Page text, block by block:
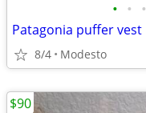
• • •
Patagonia puffer vest
8/4 Modesto
$90